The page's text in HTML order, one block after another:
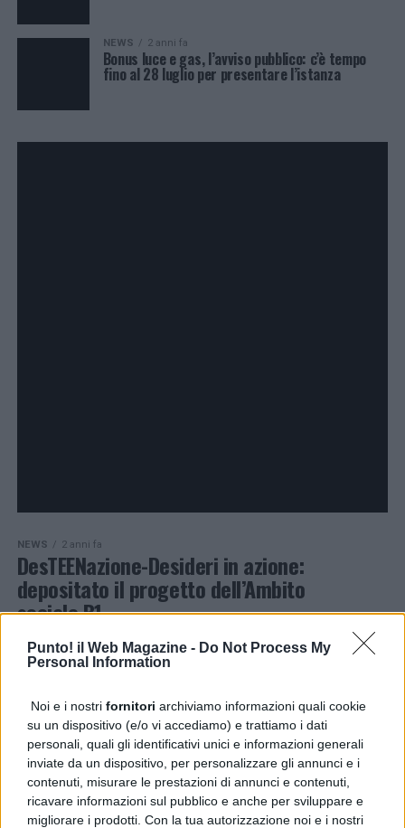
Punto! il Web Magazine - Do Not Process My
Personal Information
Noi e i nostri fornitori archiviamo informazioni quali cookie
su un dispositivo (e/o vi accediamo) e trattiamo i dati
personali, quali gli identificativi unici e informazioni generali
inviate da un dispositivo, per personalizzare gli annunci e i
contenuti, misurare le prestazioni di annunci e contenuti,
ricavare informazioni sul pubblico e anche per sviluppare e
migliorare i prodotti. Con la tua autorizzazione noi e i nostri
NEWS 2 anni fa
Bonus luce e gas, l’avviso pubblico: c’è tempo
fino al 28 luglio per presentare l’istanza
NEWS 2 anni fa
DesTEENazione-Desideri in azione:
depositato il progetto dell’Ambito
sociale B1